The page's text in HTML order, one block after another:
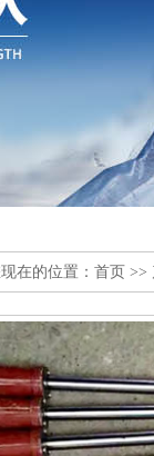
在的位置： 首页 >>